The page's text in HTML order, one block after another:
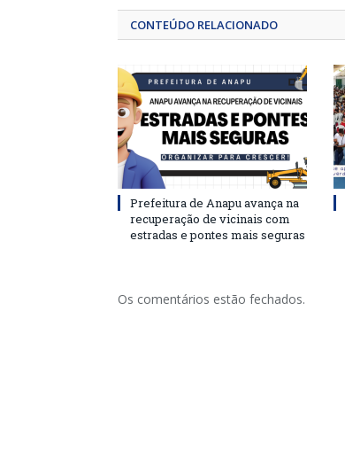
CONTEÚDO RELACIONADO
Prefeitura de Anapu avança na
recuperação de vicinais com
estradas e pontes mais seguras
Os comentários estão fechados.